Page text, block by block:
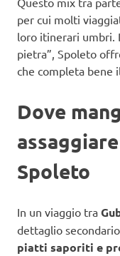
per cui molti
loro itinerari umbri.
pietra”, Spoleto
che completa bene
Dove
Spoleto
In un viaggio tra
dettaglio
piatti saporiti e